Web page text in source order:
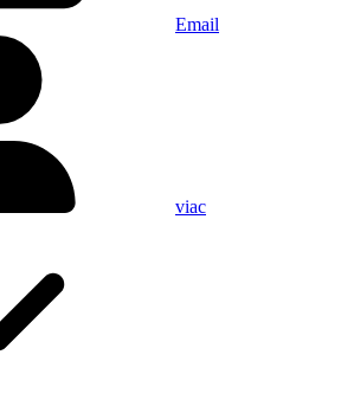
Email
viac